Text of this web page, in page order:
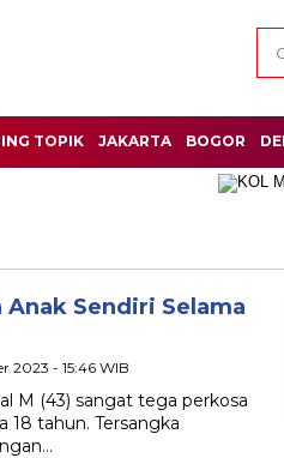
TOPIK JAKARTA BOGOR
Sendiri Selama
2023 - 15:46 WIB
M (43) sangat tega perkosa
18 tahun. Tersangka